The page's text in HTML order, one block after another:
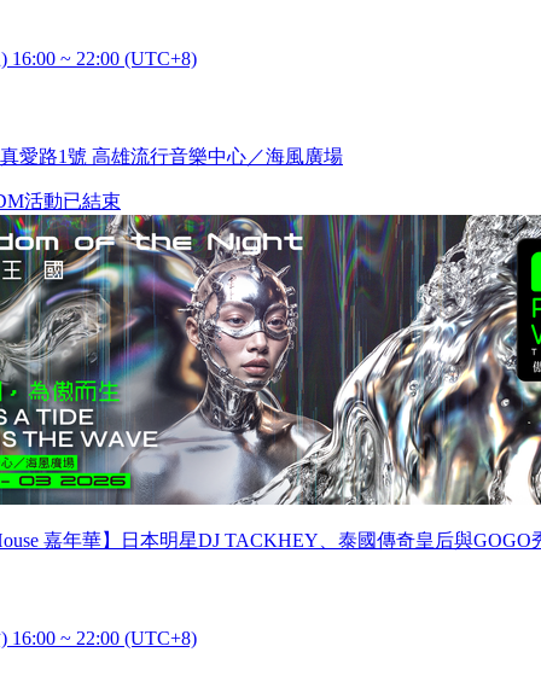
16:00 ~ 22:00 (UTC+8)
愛路1號 高雄流行音樂中心／海風廣場
活動已結束
嘉年華】日本明星DJ TACKHEY、泰國傳奇皇后與GOGO
16:00 ~ 22:00 (UTC+8)